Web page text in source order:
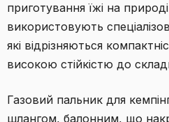
приготування їжі на
використовують
які відрізняються
високою стійкістю до
Газовий пальник для
шлангом, балонним, що